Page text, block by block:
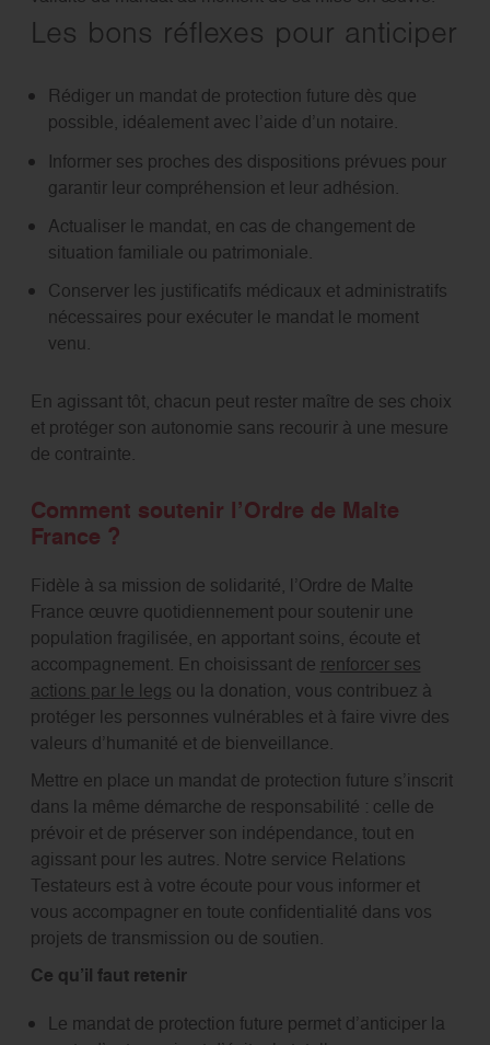
Les bons réflexes pour anticiper
Rédiger un mandat de protection future dès que
possible, idéalement avec l’aide d’un notaire.
Informer ses proches des dispositions prévues pour
garantir leur compréhension et leur adhésion.
Actualiser le mandat, en cas de changement de
situation familiale ou patrimoniale.
Conserver les justificatifs médicaux et administratifs
nécessaires pour exécuter le mandat le moment
venu.
En agissant tôt, chacun peut rester maître de ses choix
et protéger son autonomie sans recourir à une mesure
de contrainte.
Comment soutenir l’Ordre de Malte
France ?
Fidèle à sa mission de solidarité, l’Ordre de Malte
France œuvre quotidiennement pour soutenir une
population fragilisée, en apportant soins, écoute et
accompagnement. En choisissant de renforcer ses
actions par le legs ou la donation, vous contribuez à
protéger les personnes vulnérables et à faire vivre des
valeurs d’humanité et de bienveillance.
Mettre en place un mandat de protection future s’inscrit
dans la même démarche de responsabilité : celle de
prévoir et de préserver son indépendance, tout en
agissant pour les autres. Notre service Relations
Testateurs est à votre écoute pour vous informer et
vous accompagner en toute confidentialité dans vos
projets de transmission ou de soutien.
Ce qu’il faut retenir
Le mandat de protection future permet d’anticiper la